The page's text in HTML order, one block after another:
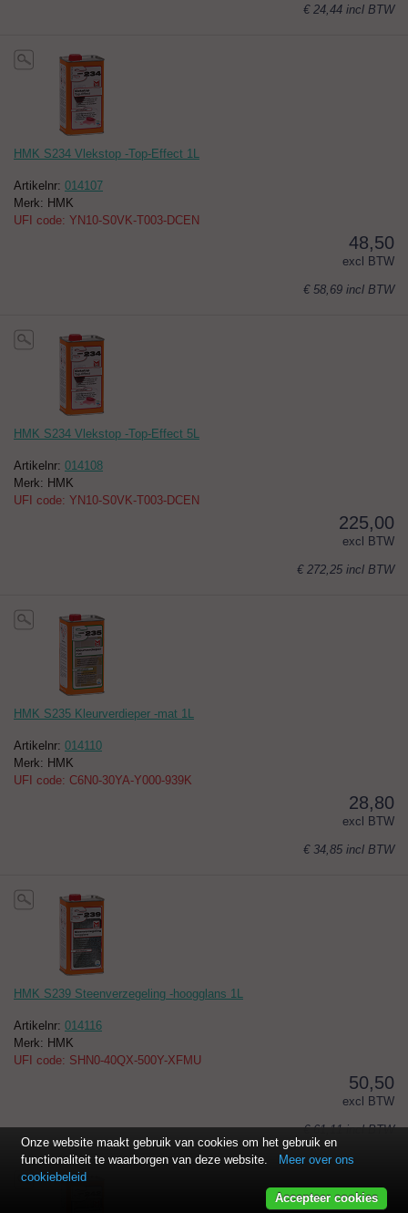
€ 24,44 incl BTW
HMK S234 Vlekstop -Top-Effect 1L
Artikelnr: 014107
Merk: HMK
UFI code: YN10-S0VK-T003-DCEN
48,50
excl BTW
€ 58,69 incl BTW
HMK S234 Vlekstop -Top-Effect 5L
Artikelnr: 014108
Merk: HMK
UFI code: YN10-S0VK-T003-DCEN
225,00
excl BTW
€ 272,25 incl BTW
HMK S235 Kleurverdieper -mat 1L
Artikelnr: 014110
Merk: HMK
UFI code: C6N0-30YA-Y000-939K
28,80
excl BTW
€ 34,85 incl BTW
HMK S239 Steenverzegeling -hoogglans 1L
Artikelnr: 014116
Merk: HMK
UFI code: SHN0-40QX-500Y-XFMU
50,50
excl BTW
€ 61,11 incl BTW
Onze website maakt gebruik van cookies om het gebruik en
functionaliteit te waarborgen van deze website.
Meer over ons
cookiebeleid
Accepteer cookies